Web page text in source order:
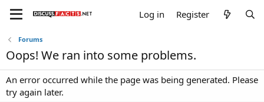
Log in Register
Forums
Oops! We ran into some problems.
An error occurred while the page was being generated. Please
try again later.